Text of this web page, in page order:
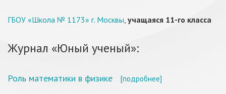
ГБОУ «Школа № 1173» г. Москвы, учащаяся 11-го класса
Журнал «Юный ученый»:
Роль математики в физике [подробнее]